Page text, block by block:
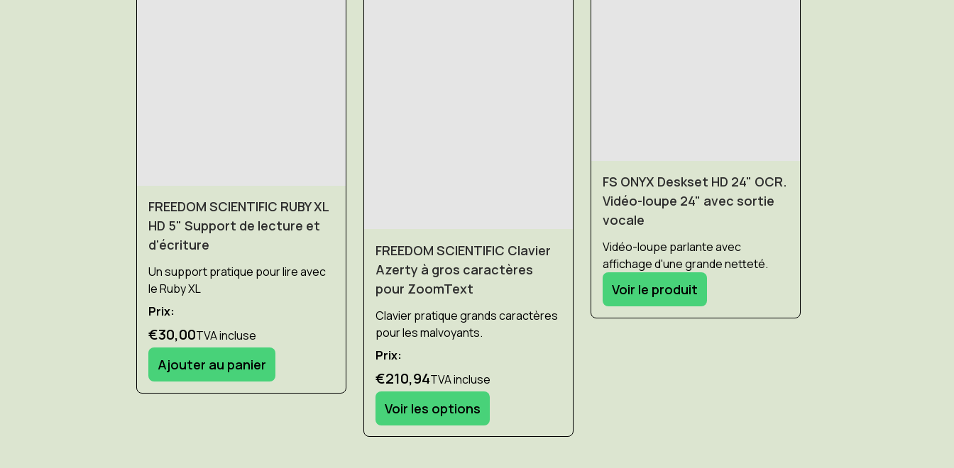
FREEDOM SCIENTIFIC RUBY XL
HD 5" Support de lecture et
d'écriture
Un support pratique pour lire avec
le Ruby XL
Prix:
€30,00TVA incluse
Ajouter au panier
FREEDOM SCIENTIFIC Clavier
Azerty à gros caractères
pour ZoomText
Clavier pratique grands caractères
pour les malvoyants.
Prix:
€210,94TVA incluse
Voir les options
FS ONYX Deskset HD 24" OCR.
Vidéo-loupe 24" avec sortie
vocale
Vidéo-loupe parlante avec
affichage d'une grande netteté.
Voir le produit